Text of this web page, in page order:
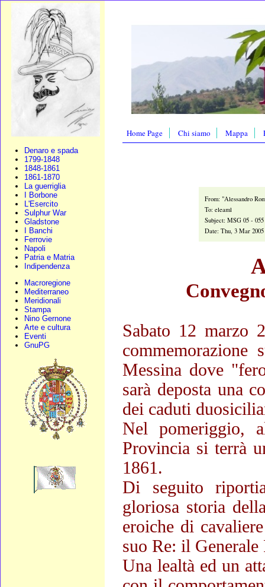
Denaro e spada
1799-1848
1848-1861
1861-1870
La guerriglia
I Borbone
L'Esercito
Sulphur War
Gladstone
I Banchi
Ferrovie
Napoli
Patria e Matria
Indipendenza
Macroregione
Mediterraneo
Meridionali
Stampa
Nino Gernone
Arte e cultura
Eventi
GnuPG
Home Page Chi siamo Mappa
From: "Alessandro
To: eleaml
Subject: MSG 05 -
Date: Thu, 3 Mar 2005
Sabato 12 marzo
Messina dove
sarà deposta una
dei caduti
Nel pomeriggio,
Provincia si terrà
1861.
Di seguito
gloriosa storia
eroiche di
suo Re: il Generale
Una lealtà ed un